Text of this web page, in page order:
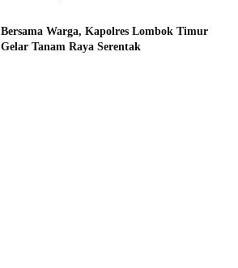
Bersama Warga, Kapolres Lombok Timur
Gelar Tanam Raya Serentak